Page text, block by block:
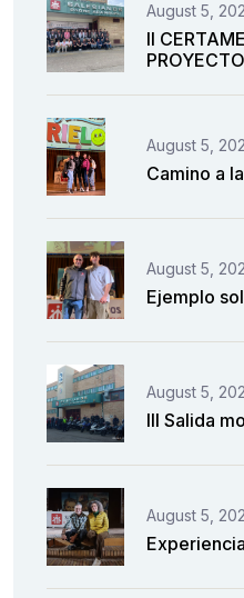
August 5,
II
August 5,
Camino a
August 5,
Ejemplo
August 5,
III Salida
August 5,